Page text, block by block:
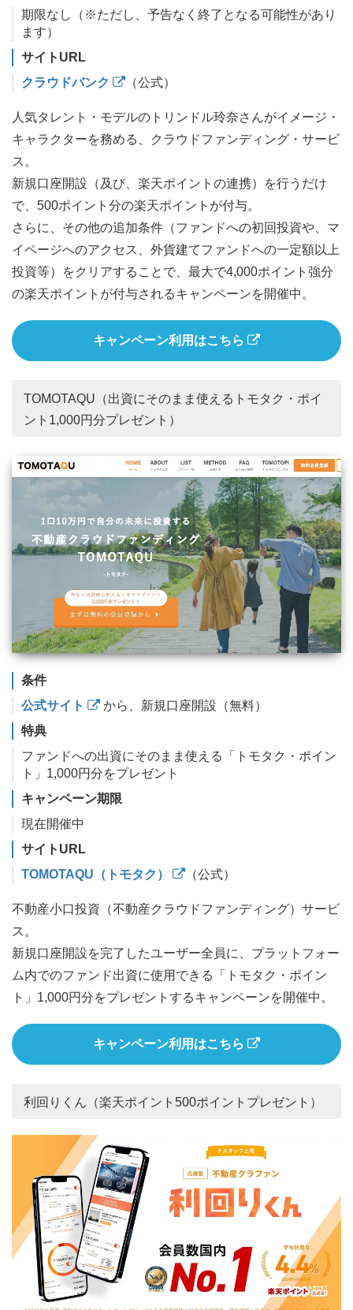
期限なし（※ただし、予告なく終了となる可能性があり
ます）
サイトURL
クラウドバンク
（公式）
人気タレント・モデルのトリンドル玲奈さんがイメージ・
キャラクターを務める、クラウドファンディング・サービ
ス。
新規口座開設（及び、楽天ポイントの連携）を行うだけ
で、500ポイント分の楽天ポイントが付与。
さらに、その他の追加条件（ファンドへの初回投資や、マ
イページへのアクセス、外貨建てファンドへの一定額以上
投資等）をクリアすることで、最大で4,000ポイント強分
の楽天ポイントが付与されるキャンペーンを開催中。
キャンペーン利用はこちら
TOMOTAQU（出資にそのまま使えるトモタク・ポイ
ント1,000円分プレゼント）
条件
公式サイト
から、新規口座開設（無料）
特典
ファンドへの出資にそのまま使える「トモタク・ポイン
ト」1,000円分をプレゼント
キャンペーン期限
現在開催中
サイトURL
TOMOTAQU（トモタク）
（公式）
不動産小口投資（不動産クラウドファンディング）サービ
ス。
新規口座開設を完了したユーザー全員に、プラットフォー
ム内でのファンド出資に使用できる「トモタク・ポイン
ト」1,000円分をプレゼントするキャンペーンを開催中。
キャンペーン利用はこちら
利回りくん（楽天ポイント500ポイントプレゼント）